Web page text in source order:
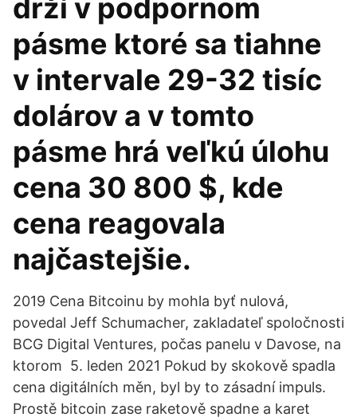
drží v podpornom
pásme ktoré sa tiahne
v intervale 29-32 tisíc
dolárov a v tomto
pásme hrá veľkú úlohu
cena 30 800 $, kde
cena reagovala
najčastejšie.
2019 Cena Bitcoinu by mohla byť nulová,
povedal Jeff Schumacher, zakladateľ spoločnosti
BCG Digital Ventures, počas panelu v Davose, na
ktorom 5. leden 2021 Pokud by skokově spadla
cena digitálních měn, byl by to zásadní impuls.
Prostě bitcoin zase raketově spadne a karet